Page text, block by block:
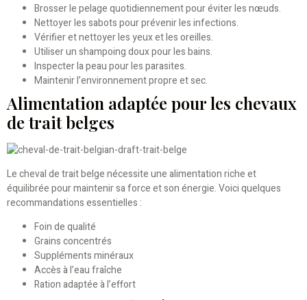
Brosser le pelage quotidiennement pour éviter les nœuds.
Nettoyer les sabots pour prévenir les infections.
Vérifier et nettoyer les yeux et les oreilles.
Utiliser un shampoing doux pour les bains.
Inspecter la peau pour les parasites.
Maintenir l’environnement propre et sec.
Alimentation adaptée pour les chevaux
de trait belges
Le cheval de trait belge nécessite une alimentation riche et
équilibrée pour maintenir sa force et son énergie. Voici quelques
recommandations essentielles :
Foin de qualité
Grains concentrés
Suppléments minéraux
Accès à l’eau fraîche
Ration adaptée à l’effort